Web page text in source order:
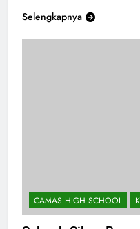
CAMAS HIGH SCHOOL